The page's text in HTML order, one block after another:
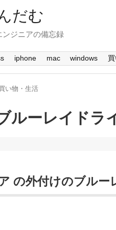
だむ
ジニアの備忘録
iphone mac windows
い物・生活
ルーレイドラ
の外付けのブルー